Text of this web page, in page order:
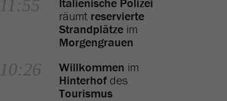
11:55
räumt reservierte
Strandplätze im
Morgengrauen
10:26 Willkommen im
Hinterhof des
Tourismus